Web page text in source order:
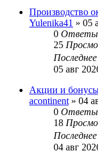
Производство
Yulenika41 » 05
0 Ответы
25
05 авг
Акции и бонусы
acontinent » 04
0 Ответы
18
04 авг